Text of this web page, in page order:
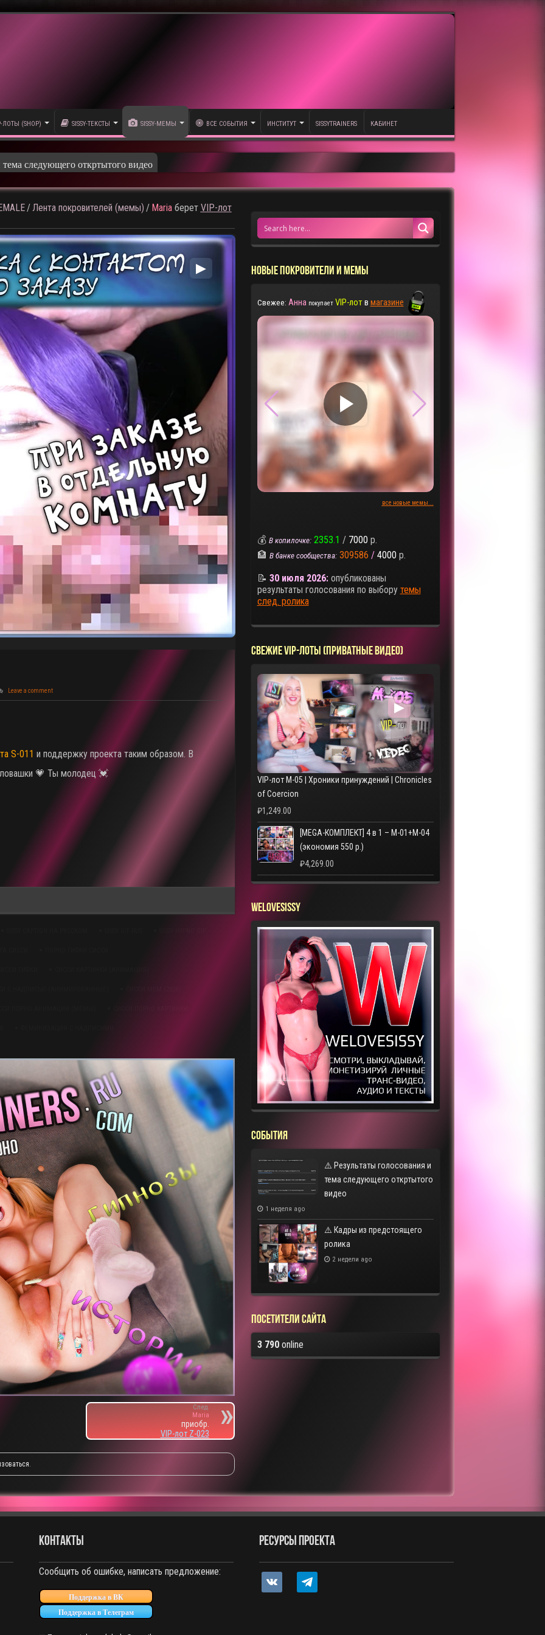
ЛОТЫ (SHOP) SISSY-ТЕКСТЫ SISSY-МЕМЫ ВСЕ СОБЫТИЯ ИНСТИТУТ SISSYTRAINERS КАБИНЕТ
/ Лента покровителей (мемы) / Mariaберет VIP-лот
▶
Leave a comment
S-011 и поддержку проекта таким образом. В
💗 Ты молодец 💓
След.
Maria
приобр.
VIP-лот Z-023
НОВЫЕ ПОКРОВИТЕЛИ И МЕМЫ
Свежее: Анна покупает VIP-лотв магазине
▶
все новые мемы...
💰 В копилочке: 2353.1 / 7000 р.
🏦 В банке сообщества: 309586 / 4000 р.
📝 30 июля 2026:опубликованы
результаты голосования по выбору темы
след. ролика
СВЕЖИЕ VIP-ЛОТЫ (ПРИВАТНЫЕ ВИДЕО)
▶
VIP-лот M-05 | Хроники принуждений | Chronicles
of Coercion
₽1,249.00
[MEGA-КОМПЛЕКТ] 4 в 1 – M-01+M-04
(экономия 550 р.)
₽4,269.00
WELOVESISSY
СОБЫТИЯ
⚠️ Результаты голосования и
тема следующего откртытого
видео
1 неделя ago
⚠️ Кадры из предстоящего
ролика
2 недели ago
Посетители сайта
3 790online
КОНТАКТЫ
Сообщить об ошибке, написать предложение:
Поддержка в ВК
Поддержка в Телеграм
РЕСУРСЫ ПРОЕКТА
vkontakte telegram